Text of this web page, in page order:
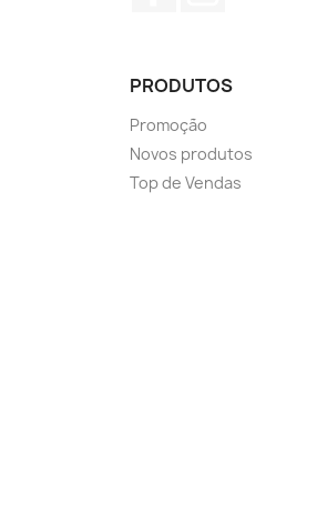
PRODUTOS
Promoção
Novos produtos
Top de Vendas